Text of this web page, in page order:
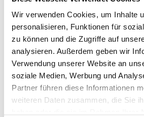
Wir verwenden Cookies, um Inhalte
personalisieren, Funktionen für
zu können und die Zugriffe auf
analysieren. Außerdem geben wir
Verwendung unserer Website an
soziale Medien, Werbung und
Partner führen diese Informationen
weiteren Daten zusammen, die Sie
KrimidinnerDer Fluch der Goldenen Ähre
Kuhlingen steht das Erntedankfest
ist die Goldene Ähre verschwunden.
oder hat der jahrhundertealte Fluch
Dieses Rätsel kann ab sofort von bis
gemeinsam gelöst und zum Preis von
Printausgabe oder 2,50 Euro als
Sekretariat der KLJB-Bundesebene